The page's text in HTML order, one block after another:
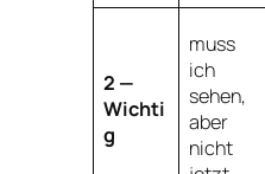
2 —
Wichti
g
muss
ich
sehen,
aber
nicht